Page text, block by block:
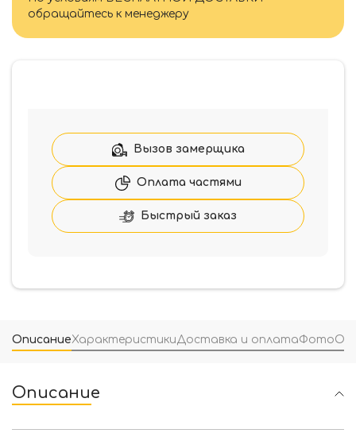
обращайтесь к менеджеру
Вызов замерщика
Оплата частями
Быстрый заказ
ОписаниеХарактеристикиДоставка и оплатаФото
Описание